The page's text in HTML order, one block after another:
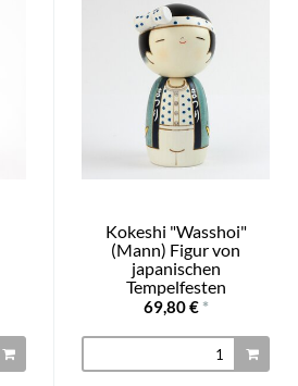
Kokeshi "Wasshoi"
(Mann) Figur von
japanischen
Tempelfesten
69,80 € *